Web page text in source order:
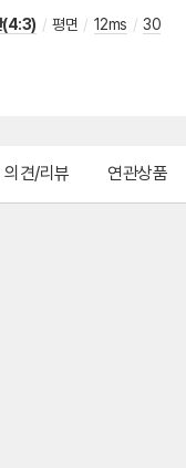
(4:3) / 평면 / 12ms / 30
의견/리뷰 연관상품